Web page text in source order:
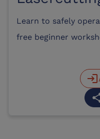
Learn to safely
free beginner
login